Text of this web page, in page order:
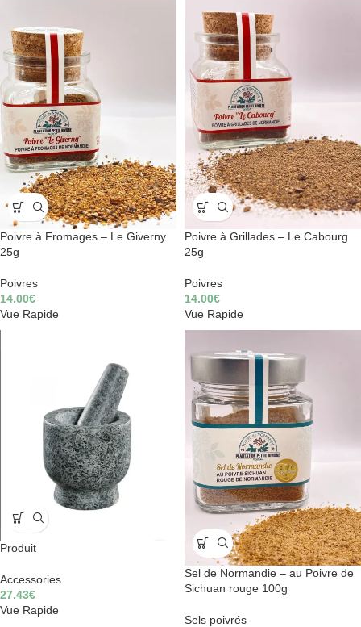
Poivre à Fromages – Le Giverny
25g
Poivres
14.00€
Vue Rapide
Poivre à Grillades – Le Cabourg
25g
Poivres
14.00€
Vue Rapide
Produit
Accessories
27.43€
Vue Rapide
Sel de Normandie – au Poivre de
Sichuan rouge 100g
Sels poivrés